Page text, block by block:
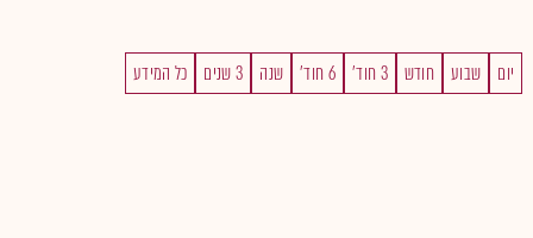
יום שבוע חודש 3 חוד' 6 חוד' שנה 3 שנים כל המידע